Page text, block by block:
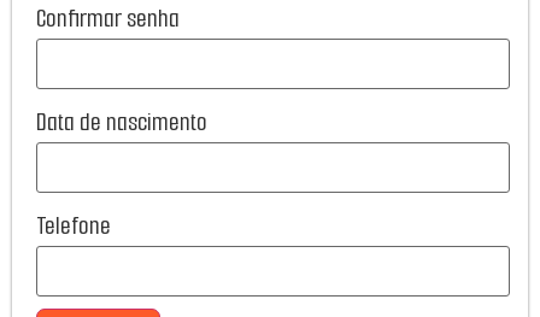
Confirmar senha
Data de nascimento
Telefone